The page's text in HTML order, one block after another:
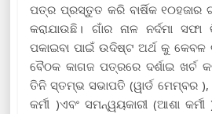
ପତ୍ର ପ୍ରସ୍ତୁତ କରି ବାର୍ଷିକ ୧୦ହଜାର
କରାଯାଉଛି। ଗାଁର ନାଳ ନର୍ଦମା
ପକାଇବା ପାଇଁ ଉଦିଷ୍ଟ ଅର୍ଥ କୁ କେବଳ
ବୈଠକ କାଗଜ ପତ୍ରରେ ଦର୍ଶାଇ ଖର୍ଚ
ତିନି ସ୍ତମ୍ଭ ସଭାପତି (ୱାର୍ଡ ମେମ୍ବର
କର୍ମୀ )ଏବଂ ସମନ୍ୱୟକାରୀ (ଆଶା